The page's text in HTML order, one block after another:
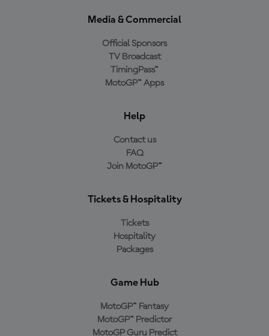
Media & Commercial
Official Sponsors
TV Broadcast
TimingPass™
MotoGP™ Apps
Help
Contact us
FAQ
Join MotoGP™
Tickets & Hospitality
Tickets
Hospitality
Packages
Game Hub
MotoGP™ Fantasy
MotoGP™ Predictor
MotoGP Guru Predict